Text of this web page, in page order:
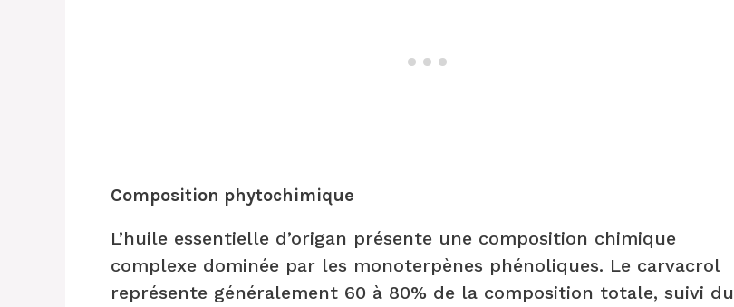
Composition phytochimique
L’huile essentielle d’origan présente une composition chimique
complexe dominée par les monoterpènes phénoliques. Le carvacrol
représente généralement 60 à 80% de la composition totale, suivi du